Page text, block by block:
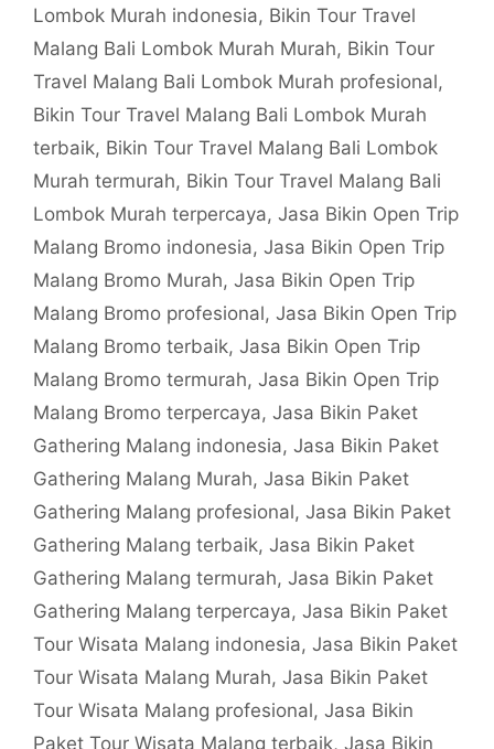
Lombok Murah indonesia, Bikin Tour Travel
Malang Bali Lombok Murah Murah, Bikin Tour
Travel Malang Bali Lombok Murah profesional,
Bikin Tour Travel Malang Bali Lombok Murah
terbaik, Bikin Tour Travel Malang Bali Lombok
Murah termurah, Bikin Tour Travel Malang Bali
Lombok Murah terpercaya, Jasa Bikin Open Trip
Malang Bromo indonesia, Jasa Bikin Open Trip
Malang Bromo Murah, Jasa Bikin Open Trip
Malang Bromo profesional, Jasa Bikin Open Trip
Malang Bromo terbaik, Jasa Bikin Open Trip
Malang Bromo termurah, Jasa Bikin Open Trip
Malang Bromo terpercaya, Jasa Bikin Paket
Gathering Malang indonesia, Jasa Bikin Paket
Gathering Malang Murah, Jasa Bikin Paket
Gathering Malang profesional, Jasa Bikin Paket
Gathering Malang terbaik, Jasa Bikin Paket
Gathering Malang termurah, Jasa Bikin Paket
Gathering Malang terpercaya, Jasa Bikin Paket
Tour Wisata Malang indonesia, Jasa Bikin Paket
Tour Wisata Malang Murah, Jasa Bikin Paket
Tour Wisata Malang profesional, Jasa Bikin
Paket Tour Wisata Malang terbaik, Jasa Bikin